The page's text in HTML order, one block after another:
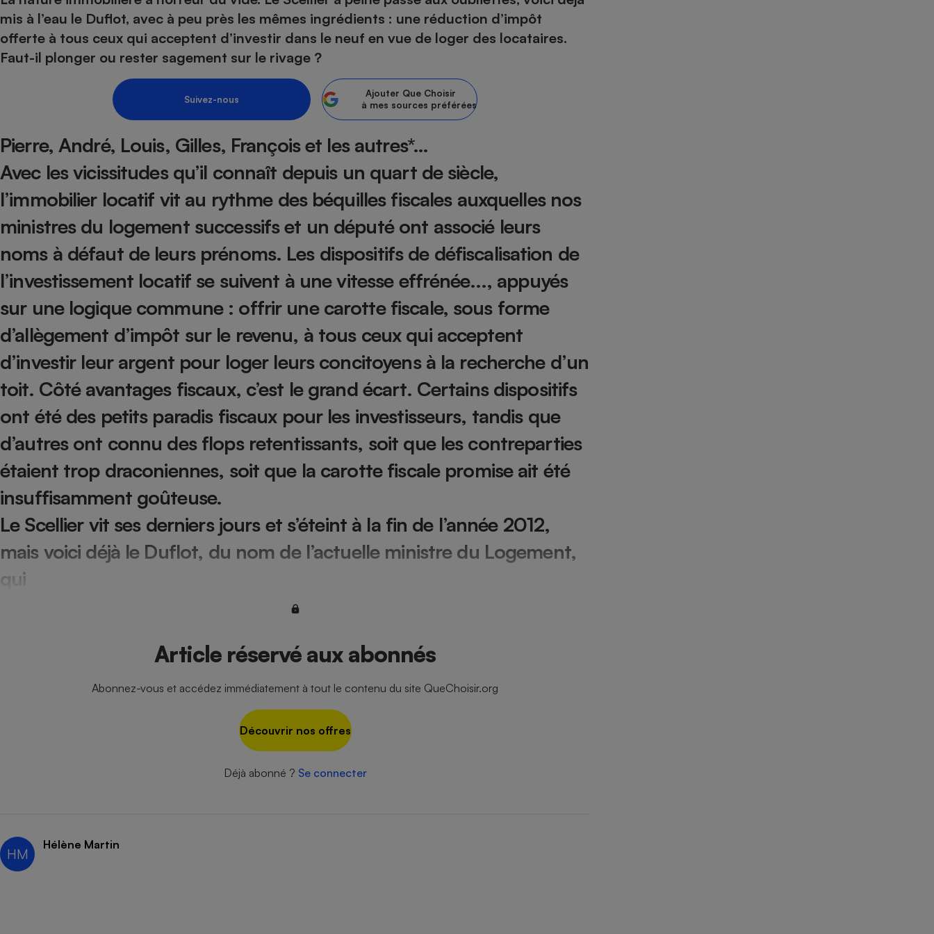
mis à l’eau le Duflot, avec à peu près les mêmes ingrédients : une réduction d’impôt
offerte à tous ceux qui acceptent d’investir dans le neuf en vue de loger des locataires.
Faut-il plonger ou rester sagement sur le rivage ?
Suivez-nous
Ajouter Que Choisir
à mes sources préférées
Pierre, André, Louis, Gilles, François et les autres*…
Avec les vicissitudes qu’il connaît depuis un quart de siècle,
l’immobilier locatif vit au rythme des béquilles fiscales auxquelles nos
ministres du logement successifs et un député ont associé leurs
noms à défaut de leurs prénoms. Les dispositifs de défiscalisation de
l’investissement locatif se suivent à une vitesse effrénée..., appuyés
sur une logique commune : offrir une carotte fiscale, sous forme
d’allègement d’impôt sur le revenu, à tous ceux qui acceptent
d’investir leur argent pour loger leurs concitoyens à la recherche d’un
toit. Côté avantages fiscaux, c’est le grand écart. Certains dispositifs
ont été des petits paradis fiscaux pour les investisseurs, tandis que
d’autres ont connu des flops retentissants, soit que les contreparties
étaient trop draconiennes, soit que la carotte fiscale promise ait été
insuffisamment goûteuse.
Le Scellier vit ses derniers jours et s’éteint à la fin de l’année 2012,
mais voici déjà le Duflot, du nom de l’actuelle ministre du Logement,
qui
Article réservé aux abonnés
Abonnez-vous et accédez immédiatement à tout le contenu du site QueChoisir.org
Découvrir nos offres
Déjà abonné ? Se connecter
HM
Hélène Martin
Nutrition
Produit alimentaire
Sécurité - Hygiène
Supermarché - Drive
Circuits courts et
alimentation locale
Complément
alimentaire
Foie gras
Assurance
Epargne - Fiscalité
Mutuelle Banque en ligne
Assurance emprunteur Assurance vie
Assurance auto
Carburant
Circulation routière
Contrôle technique - Réparation
Pièce détachée
Moto
Comparateur auto
Supermarché - Drive
Comparatif sèche-linge
Comparatif réfrigérateur-congélateur
Comparatif plaque à induction
Comparatif hotte aspirante
Comparatif climatiseur mobile
Comparatif aspirateur balai
Comparatif aspirateur traîneau
Comparatif cafetière automatique
Comparatif robot cuiseur
Comparatif centrale vapeur
Gros électroménager
Petit électroménager - Ustensile
Lave-linge Lave-vaisselle
Plaque de cuisson à
induction
Four encastrable
Électricité - Gaz
Panneaux
photovoltaïques
Comparatif smartphone
Comparatif casque audio
Comparatif barre de son
Comparatif imprimante multifonction
Comparatif ordinateur portable
Comparatif ultrabook
Comparatif tablette tactile
Image et son
Informatique
Internet
Téléphonie
Téléviseur Ordinateur portable
Smartphone
numérique
Comparatif nettoyeur haute
pression
Comparatif tondeuse robot
Comparatif poêle à granulés
Comparatif radiateur électrique
Aménagement
Bricolage - Jardinage
Chauffage
Produit d'entretien
Sécurité domestique
Climatiseur -
Ventilateur
Comparateur mutuelle
Comparateur des devis d’opticiens
Hygiène - Beauté
Maladie - Médecine - Médicament
Système de santé - Complémentaire santé
Mutuelle Aide auditive
Antimoustique Crème solaire
Maison de retraite
Obsèques - Pompes
funèbres
Retraite
Puériculture - Produit
pour bébé
Choisir son fioul
Comparateur assurance emprunteur
Energie Moins Chère Ensemble
Tous les comparateurs
Toutes les cartes interactives
Speedtest - Testez le débit de votre
connexion Internet
nous ?